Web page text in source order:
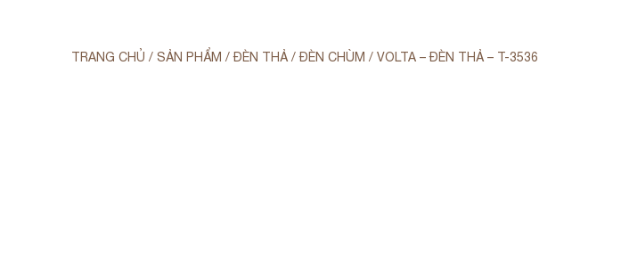
TRANG CHỦ / SẢN PHẨM / ĐÈN THẢ / ĐÈN CHÙM / VOLTA – ĐÈN THẢ – T-3536